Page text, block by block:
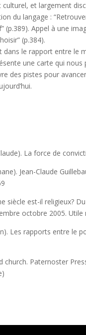
et largement
du langage :
(p.389). Appel à une
(p.384).
dans le rapport entre le
une carte qui
des pistes pour
La force de
Jean-Claude
siècle est-il religieux?
octobre 2005. Utile
Les rapports entre le
church. Paternoster